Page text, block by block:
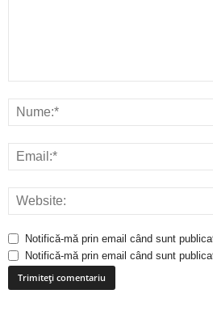
Notifică-mă prin email când sunt
Notifică-mă prin email când sunt